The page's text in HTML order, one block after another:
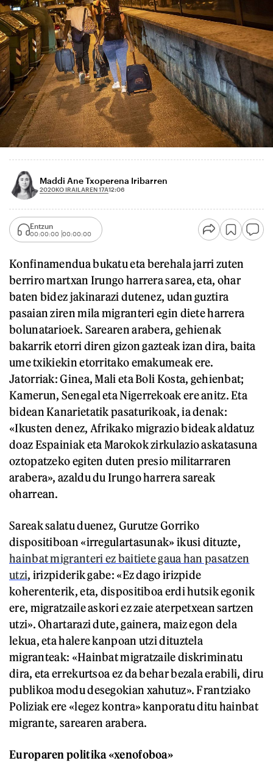
Maddi Ane Txoperena Iribarren
2020KO IRAILAREN 17A12:06
Entzun
00:00:00 00:00:00
Konfinamendua bukatu eta berehala jarri zuten
berriro martxan Irungo harrera sarea, eta, ohar
baten bidez jakinarazi dutenez, udan guztira
pasaian ziren mila migranteri egin diete harrera
bolunatarioek. Sarearen arabera, gehienak
bakarrik etorri diren gizon gazteak izan dira, baita
ume txikiekin etorritako emakumeak ere.
Jatorriak: Ginea, Mali eta Boli Kosta, gehienbat;
Kamerun, Senegal eta Nigerrekoak ere anitz. Eta
bidean Kanarietatik pasaturikoak, ia denak:
«Ikusten denez, Afrikako migrazio bideak aldatuz
doaz Espainiak eta Marokok zirkulazio askatasuna
oztopatzeko egiten duten presio militarraren
arabera», azaldu du Irungo harrera sareak
oharrean.
Sareak salatu duenez, Gurutze Gorriko
dispositiboan «irregulartasunak» ikusi dituzte,
hainbat migranteri ez baitiete gaua han pasatzen
utzi, irizpiderik gabe: «Ez dago irizpide
koherenterik, eta, dispositiboa erdi hutsik egonik
ere, migratzaile askori ez zaie aterpetxean sartzen
utzi». Ohartarazi dute, gainera, maiz egon dela
lekua, eta halere kanpoan utzi dituztela
migranteak: «Hainbat migratzaile diskriminatu
dira, eta errekurtsoa ez da behar bezala erabili, diru
publikoa modu desegokian xahutuz». Frantziako
Poliziak ere «legez kontra» kanporatu ditu hainbat
migrante, sarearen arabera.
Europaren politika «xenofoboa»